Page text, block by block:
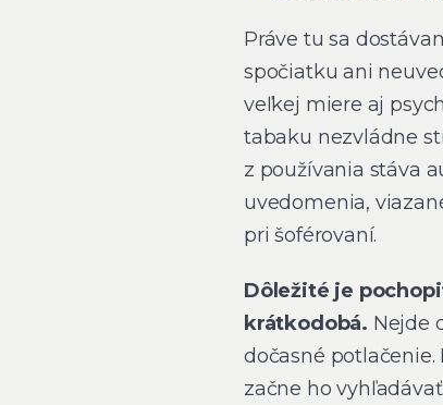
Práve tu sa
spočiatku ani
veľkej miere aj
tabaku nezvládne
z používania stáva
uvedomenia,
pri šoférovaní.
Dôležité je
krátkodobá. Nejde
dočasné
začne ho